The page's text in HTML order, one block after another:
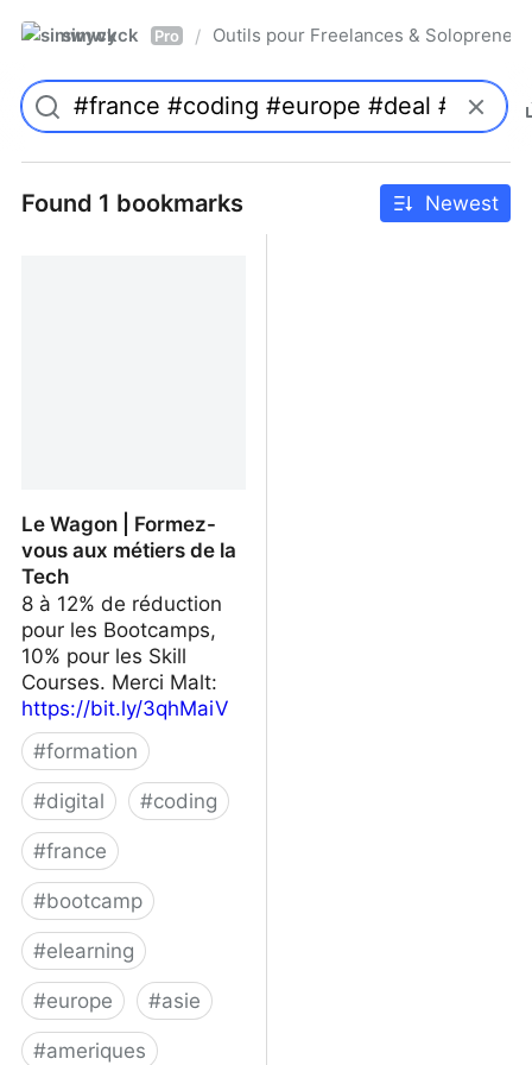
simwyck Pro / Outils pour Freelances &
Found 1 bookmarks Newest
Le Wagon | Formez-
vous aux métiers de la
Tech
8 à 12% de réduction
pour les Bootcamps,
10% pour les Skill
Courses. Merci Malt:
https://bit.ly/3qhMaiV
#formation
#digital #coding
#france
#bootcamp
#elearning
#europe #asie
#ameriques